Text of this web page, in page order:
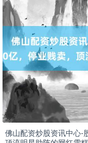
上证综指
佛山配资炒股资讯中心-